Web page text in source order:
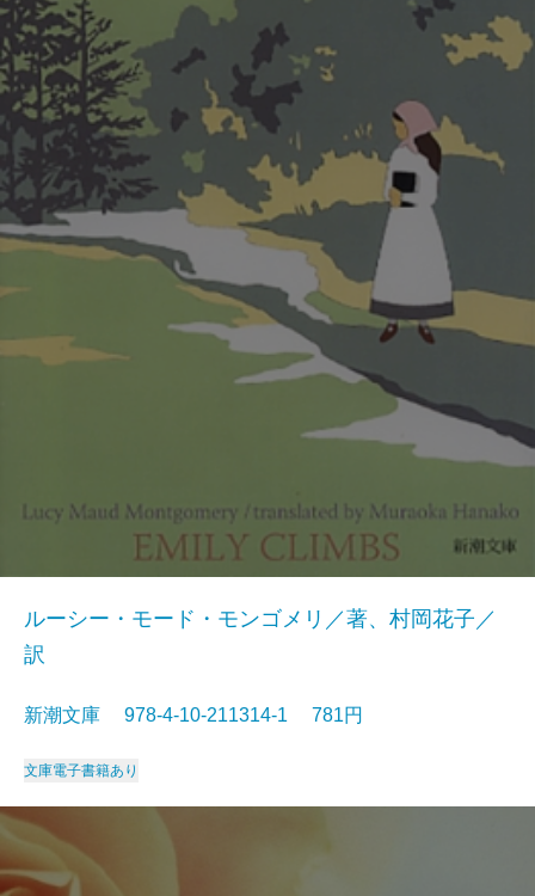
ルーシー・モード・モンゴメリ／著、村岡花子／
訳
新潮文庫 978-4-10-211314-1 781円
文庫電子書籍あり